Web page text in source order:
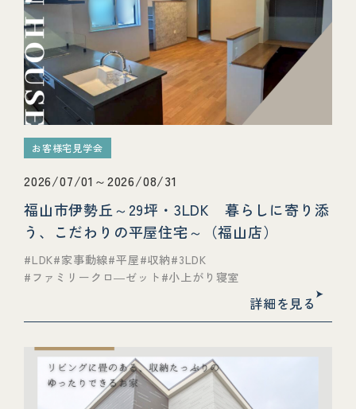
お客様宅見学会
2026/07/01～2026/08/31
福山市伊勢丘～29坪・3LDK 暮らしに寄り添
う、こだわりの平屋住宅～（福山店）
LDK 家事動線 平屋 収納
3LDK
ファミリークロ―ゼット
小上がり寝室
詳細を見る